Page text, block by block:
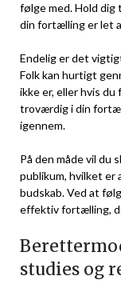
følge med. Hold dig
din fortælling er let
Endelig er det
Folk kan hurtigt
ikke er, eller hvis
troværdig i din
igennem.
På den måde vil du
publikum, hvilket er
budskab. Ved at
effektiv fortælling,
studies og